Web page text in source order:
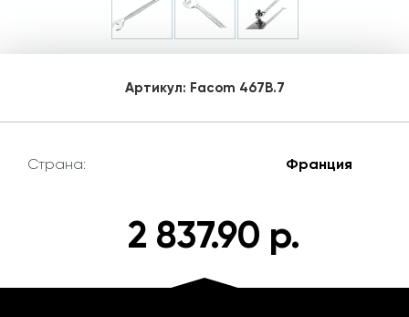
Артикул: Facom 467B.7
Страна: Франция
2 837.90 р.